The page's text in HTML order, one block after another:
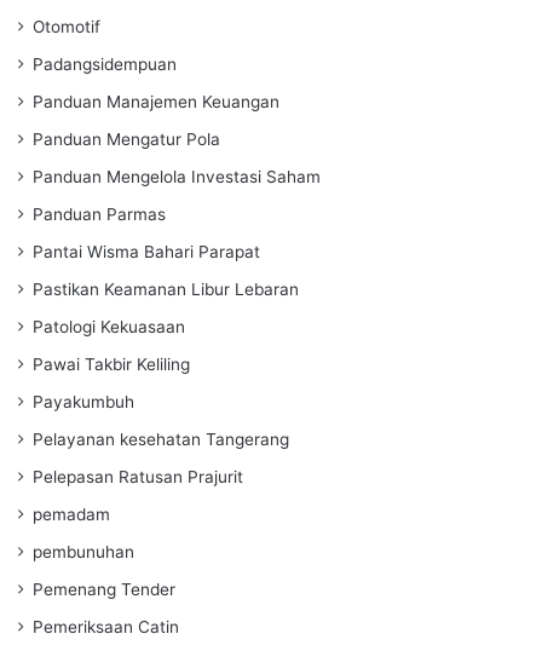
Otomotif
Padangsidempuan
Panduan Manajemen Keuangan
Panduan Mengatur Pola
Panduan Mengelola Investasi Saham
Panduan Parmas
Pantai Wisma Bahari Parapat
Pastikan Keamanan Libur Lebaran
Patologi Kekuasaan
Pawai Takbir Keliling
Payakumbuh
Pelayanan kesehatan Tangerang
Pelepasan Ratusan Prajurit
pemadam
pembunuhan
Pemenang Tender
Pemeriksaan Catin